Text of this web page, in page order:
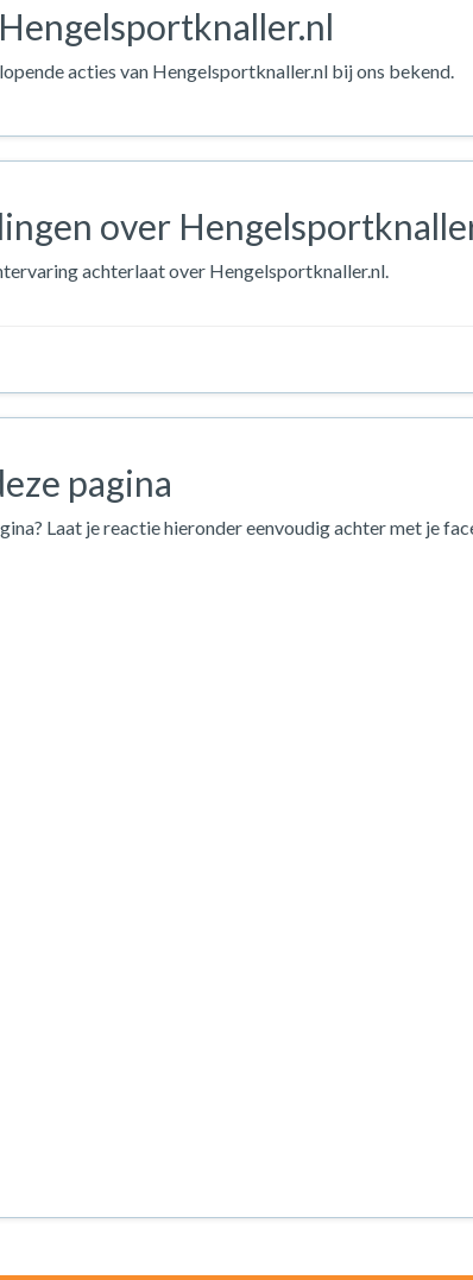
acties van Hengelsportknaller.nl bij ons bekend.
over
achterlaat over Hengelsportknaller.nl.
pagina
Laat je reactie hieronder eenvoudig achter met je